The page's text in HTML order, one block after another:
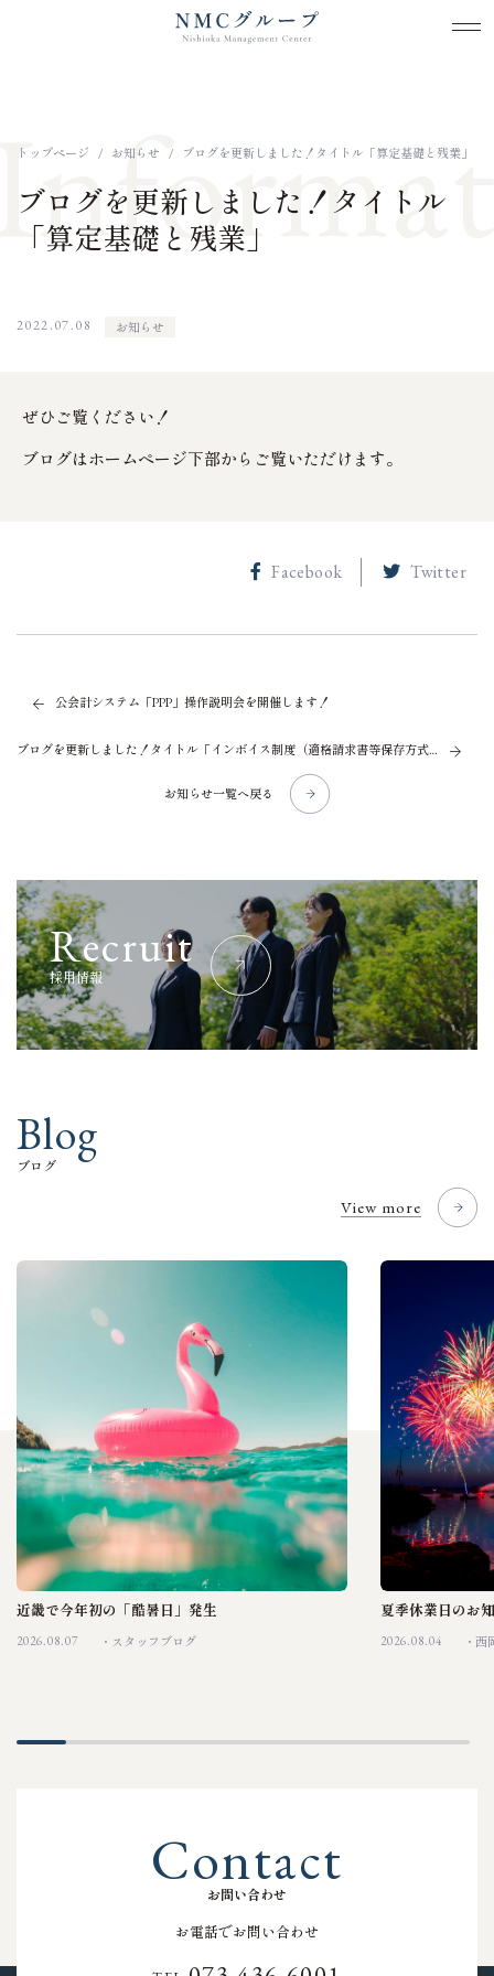
トップページ お知らせ ブログを更新しました！タイトル「算定基礎と残業」
ブログを更新しました！タイトル
「算定基礎と残業」
2022.07.08 お知らせ
ぜひご覧ください！
ブログはホームページ下部からご覧いただけます。
Facebook Twitter
公会計システム「PPP」操作説明会を開催します！
お知らせ一覧へ戻る
ブログを更新しました！タイトル「インボイス制度（適格請求書等保存方式）」
採用情報
Recruit
ブロ グ
Blog
View more
近畿で今年初の「酷暑日」発生
2026.08.07 スタッフブログ
夏季休業日のお
2026.08.04 西
お問い合わせ
Contact
お電話でお問い合わせ